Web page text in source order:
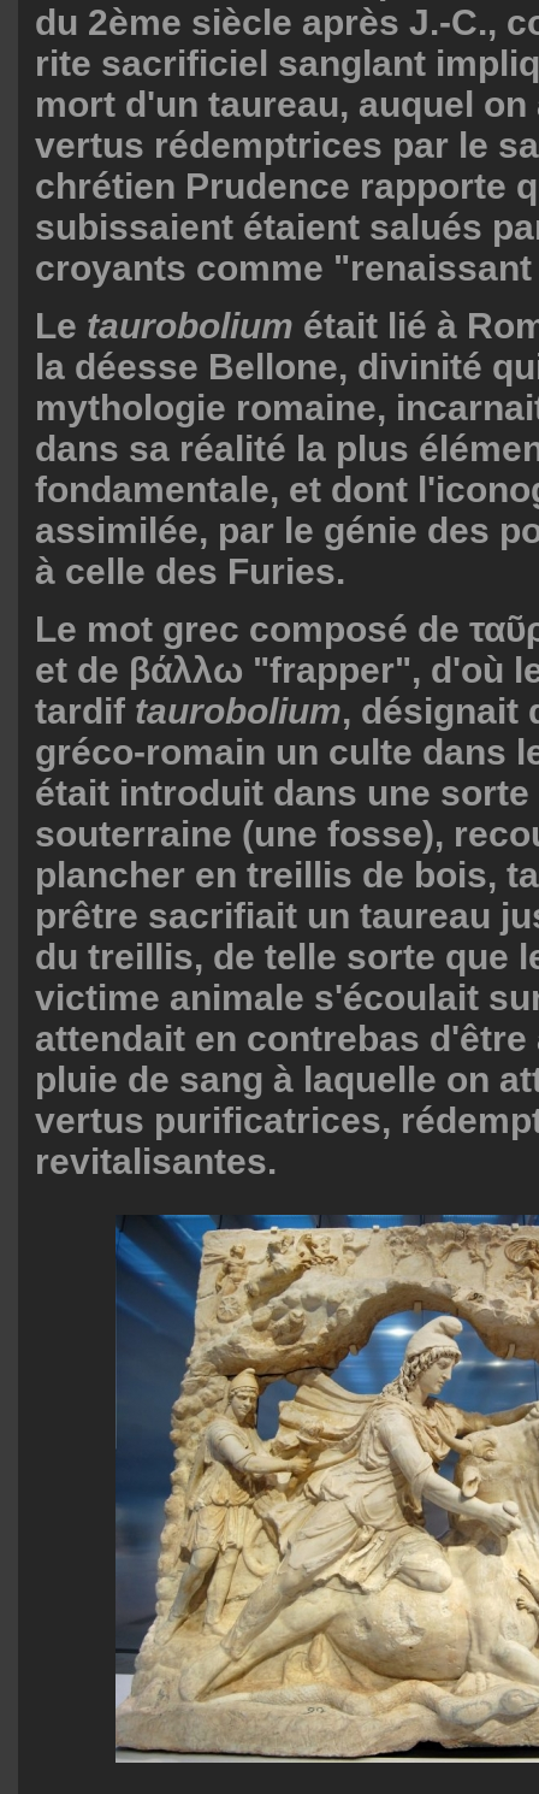
du 2ème siècle après J.-C.,
rite sacrificiel sanglant
mort d'un taureau, auquel
vertus rédemptrices par le
chrétien Prudence rapporte
subissaient étaient salués
croyants comme
Le taurobolium était lié à
la déesse Bellone, divinité
mythologie romaine,
dans sa réalité la plus
fondamentale, et dont
assimilée, par le génie des
à celle des Furies.
Le mot grec composé de
et de βάλλω "frapper", d'où
tardif taurobolium, désignait
gréco-romain un culte dans
était introduit dans une sorte
souterraine (une fosse),
plancher en treillis de bois,
prêtre sacrifiait un taureau
du treillis, de telle sorte que
victime animale s'écoulait
attendait en contrebas d'être
pluie de sang à laquelle on
vertus purificatrices,
revitalisantes.